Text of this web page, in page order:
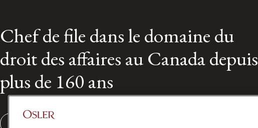
Chef de file dans le domaine du
droit des affaires au Canada depuis
plus de 160 ans